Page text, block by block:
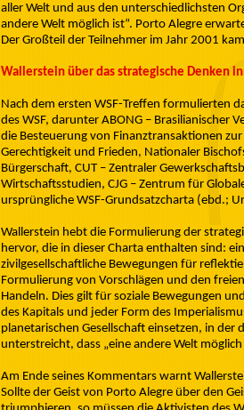
aller Welt und aus den unterschiedlichsten
andere Welt möglich ist“. Porto Alegre
Der Großteil der Teilnehmer im Jahr 2001
Wallerstein über das strategische Denken
Nach dem ersten WSF-Treffen formulierten
des WSF, darunter ABONG – Brasilianischer
die Besteuerung von Finanztransaktionen
Gerechtigkeit und Frieden, Nationaler
Bürgerschaft, CUT – Zentraler
Wirtschaftsstudien, CJG – Zentrum für
ursprüngliche WSF-Grundsatzcharta (ebd.;
Wallerstein hebt die Formulierung der
hervor, die in dieser Charta enthalten sind:
zivilgesellschaftliche Bewegungen für
Formulierung von Vorschlägen und den
Handeln. Dies gilt für soziale Bewegungen
des Kapitals und jeder Form des
planetarischen Gesellschaft einsetzen, in
unterstreicht, dass „eine andere Welt
Am Ende seines Kommentars warnt
Sollte der Geist von Porto Alegre über den